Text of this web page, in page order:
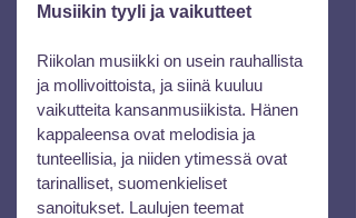
Musiikin tyyli ja vaikutteet
Riikolan musiikki on usein rauhallista
ja mollivoittoista, ja siinä kuuluu
vaikutteita kansanmusiikista. Hänen
kappaleensa ovat melodisia ja
tunteellisia, ja niiden ytimessä ovat
tarinalliset, suomenkieliset
sanoitukset. Laulujen teemat